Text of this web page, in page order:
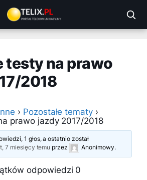
testy na prawo
2018
› Pozostałe tematy ›
prawo jazdy 2017/2018
1 głos, a ostatnio został
7 miesięcy temu przez Anonimowy.
odpowiedzi 0